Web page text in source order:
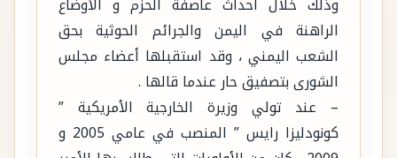
وذلك خلال أحداث عاصفة الحزم و الأوضاع
الراهنة في اليمن والجرائم الحوثية بحق
الشعب اليمني ، وقد استقبلها أعضاء مجلس
الشورى بتصفيق حار عندما قالها .
– عند تولي وزيرة الخارجية الأمريكية ”
كونودليزا رايس ” المنصب في عامي 2005 و